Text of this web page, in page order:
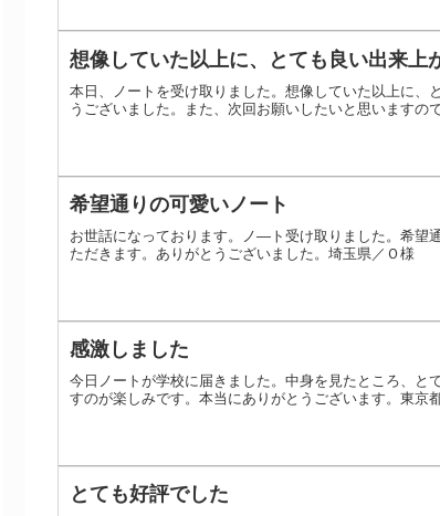
想像していた以上に、とても良い出来上
本日、ノートを受け取りました。想像していた以上に、
うございました。また、次回お願いしたいと思います
希望通りの可愛いノート
お世話になっております。ノ—ト受け取りました。希望
ただきます。ありがとうございました。埼玉県／Ｏ様
感激しました
今日ノートが学校に届きました。中身を見たところ、
すのが楽しみです。本当にありがとうございます。東京
とても好評でした